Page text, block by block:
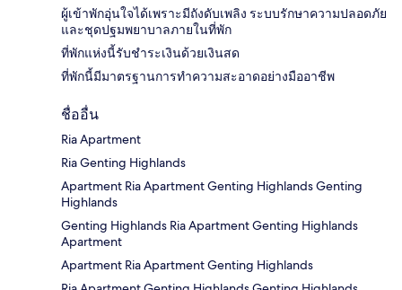
ผู้เข้าพักอุ่นใจได้เพราะมีถังดับเพลิง ระบบรักษาความปลอดภัย
และชุดปฐมพยาบาลภายในที่พัก
ที่พักแห่งนี้รับชำระเงินด้วยเงินสด
ที่พักนี้มีมาตรฐานการทำความสะอาดอย่างมืออาชีพ
ชื่ออื่น
Ria Apartment
Ria Genting Highlands
Apartment Ria Apartment Genting Highlands Genting
Highlands
Genting Highlands Ria Apartment Genting Highlands
Apartment
Apartment Ria Apartment Genting Highlands